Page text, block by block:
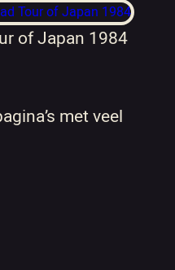
of Japan 1984
met veel